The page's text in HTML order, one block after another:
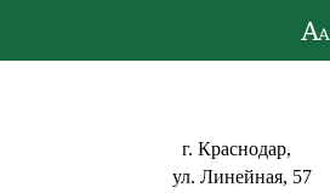
г. Краснодар,
ул. Линейная, 57